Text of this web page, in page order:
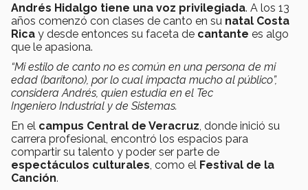
Andrés Hidalgo tiene una voz privilegiada. A los 13
años comenzó con clases de canto en su natal Costa
Rica y desde entonces su faceta de cantante es algo
que le apasiona.
“Mi estilo de canto no es común en una persona de mi
edad (barítono), por lo cual impacta mucho al público”,
considera Andrés, quien estudia en el Tec
Ingeniero Industrial y de Sistemas.
En el campus Central de Veracruz , donde inició su
carrera profesional, encontró los espacios para
compartir su talento y poder ser parte de
espectáculos culturales , como el Festival de la
Canción.